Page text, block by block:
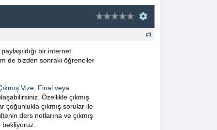
#1
bir internet
de bizden sonraki öğrenciler
Vize, Final veya
Özellikle çıkmış
çoğunlukla çıkmış sorular ile
ders notlarına ve çıkmış